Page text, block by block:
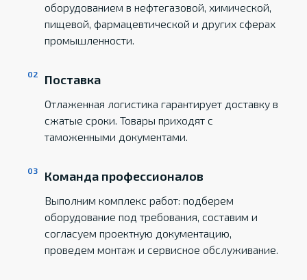
оборудованием в нефтегазовой, химической,
пищевой, фармацевтической и других сферах
промышленности.
Поставка
Отлаженная логистика гарантирует доставку в
сжатые сроки. Товары приходят с
таможенными документами.
Команда профессионалов
Выполним комплекс работ: подберем
оборудование под требования, составим и
согласуем проектную документацию,
проведем монтаж и сервисное обслуживание.